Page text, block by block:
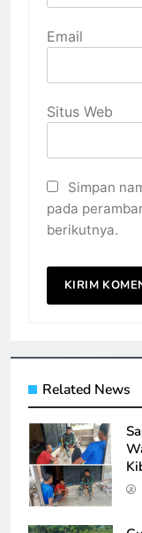
Email
Situs Web
Simpan
pada
berikutnya.
Related News